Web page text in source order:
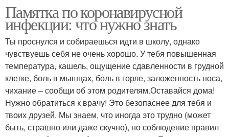
Памятка по коронавирусной
инфекции: что нужно знать
Ты проснулся и собираешься идти в школу, однако
чувствуешь себя не очень хорошо. У тебя повышенная
температура, кашель, ощущение сдавленности в грудной
клетке, боль в мышцах, боль в горле, заложенность носа,
чихание – сообщи об этом родителям.Оставайся дома!
Нужно обратиться к врачу! Это безопаснее для тебя и
твоих друзей. Мы знаем, что иногда это трудно (может
быть, страшно или даже скучно), но соблюдение правил